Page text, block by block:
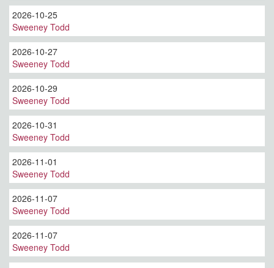
2026-10-25
Sweeney Todd
2026-10-27
Sweeney Todd
2026-10-29
Sweeney Todd
2026-10-31
Sweeney Todd
2026-11-01
Sweeney Todd
2026-11-07
Sweeney Todd
2026-11-07
Sweeney Todd